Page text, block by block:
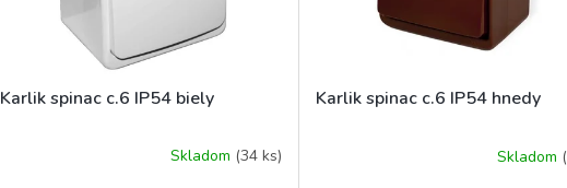
o
kKarlik spinac c.6 IP54 biely
Skladom (34 ks)
Karlik spinac c.6 IP54 hnedy
Skladom (